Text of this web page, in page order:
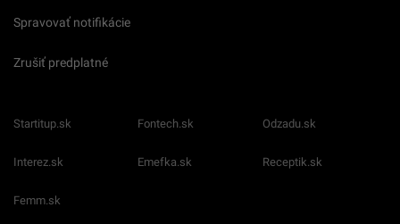
Spravovať notifikácie
Zrušiť predplatné
Startitup.sk Fontech.sk Odzadu.sk
Interez.sk Emefka.sk Receptik.sk
Femm.sk